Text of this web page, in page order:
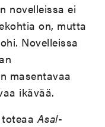
novelleissa ei
on, mutta
Novelleissa
masentavaa
ikävää.
toteaaAsal-